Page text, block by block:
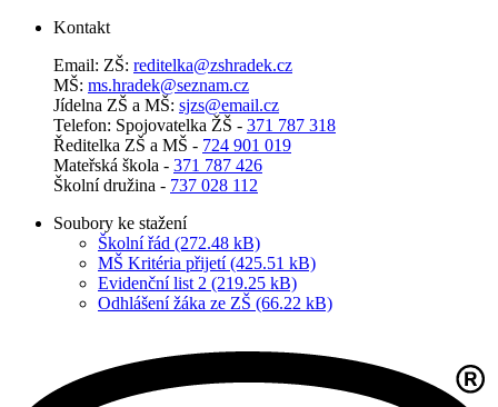
Kontakt
Email: ZŠ: reditelka@zshradek.cz
MŠ: ms.hra­dek@se­znam.cz
Jí­del­na ZŠ a MŠ: sjzs@​email.​cz
Telefon: Spojovatelka ŽŠ - 371 787 318
Ředitelka ZŠ a MŠ - 724 901 019
Mateřská škola - 371 787 426
Školní družina - 737 028 112
Soubory ke stažení
Školní řád (272.48 kB)
MŠ Kritéria přijetí (425.51 kB)
Evidenční list 2 (219.25 kB)
Odhlášení žáka ze ZŠ (66.22 kB)